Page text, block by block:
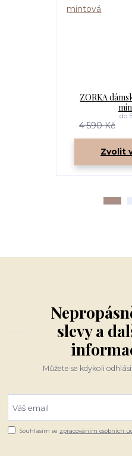
ZORKA
4 590 Kč
do
Zvolit
slevy a
Můžete se kdykoli
Souhlasím se zpracováním osobních